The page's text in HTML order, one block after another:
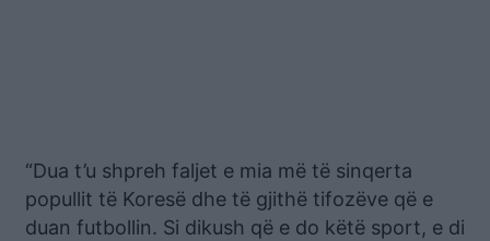
“Dua t’u shpreh faljet e mia më të sinqerta
popullit të Koresë dhe të gjithë tifozëve që e
duan futbollin. Si dikush që e do këtë sport, e di